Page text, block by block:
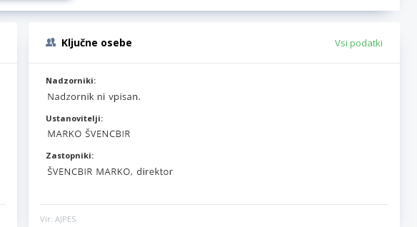
Ključne osebe Vsi podatki
Nadzorniki:
Ustanovitelji:
Zastopniki:
Vir: AJPES